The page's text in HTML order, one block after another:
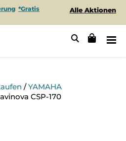
*Gratis
Alle Aktionen
/YAMAHA
CSP-170